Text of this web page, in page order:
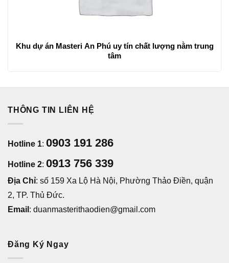
Khu dự án Masteri An Phú uy tín chất lượng nằm trung
tâm
THÔNG TIN LIÊN HỆ
Hotline 1: 0903 191 286
Hotline 2: 0913 756 339
Địa Chỉ: số 159 Xa Lộ Hà Nội, Phường Thảo Điền, quận
2, TP. Thủ Đức.
Email : duanmasterithaodien@gmail.com
Đăng Ký Ngay